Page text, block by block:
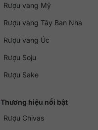
Rượu vang Mỹ
Rượu vang Tây Ban Nha
Rượu vang Úc
Rượu Soju
Rượu Sake
Thương hiệu nổi bật
Rượu Chivas